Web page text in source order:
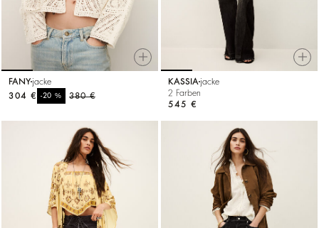
FANY jacke
380 €
-20%
304 €
KASSIA jacke
2 Farben
545 €